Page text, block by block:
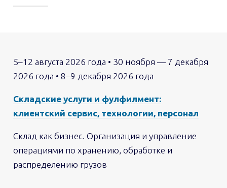
5–12 августа 2026 года • 30 ноября — 7 декабря
2026 года • 8–9 декабря 2026 года
Складские услуги и фулфилмент:
клиентский сервис, технологии, персонал
Склад как бизнес. Организация и управление
операциями по хранению, обработке и
распределению грузов